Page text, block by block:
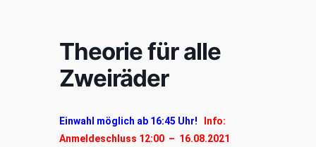
Theorie für alle
Zweiräder
Einwahl möglich ab 16:45 Uhr!
Info:
Anmeldeschluss 12:00 – 16.08.2021